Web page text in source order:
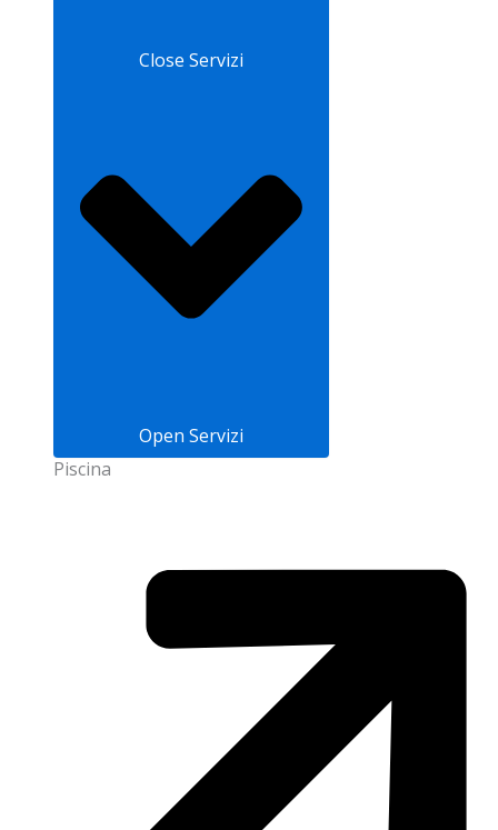
Close Servizi
Open Servizi
Piscina